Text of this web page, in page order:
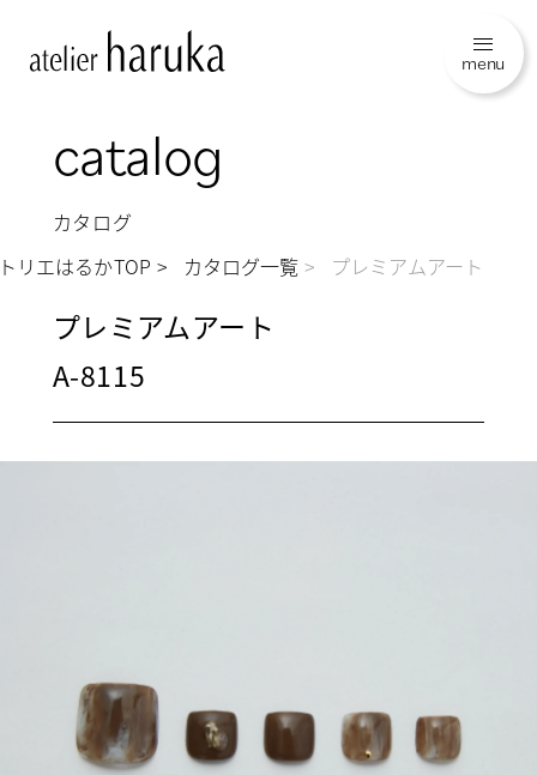
menu
catalog
カタログ
リエはるかTOP
カタログ一覧 プレミアムアート
プレミアムアート
A-8115